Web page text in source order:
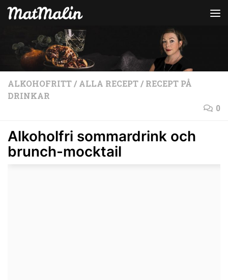
Hoppa till innehåll
ALKOHOFRITT/ ALLA RECEPT/ RECEPT PÅ
DRINKAR
0
Alkoholfri sommardrink och
brunch-mocktail